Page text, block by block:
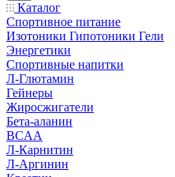
Каталог
Спортивное питание
Изотоники Гипотоники Гели
Энергетики
Спортивные напитки
Л-Глютамин
Гейнеры
Жиросжигатели
Бета-аланин
BCAA
Л-Карнитин
Л-Аргинин